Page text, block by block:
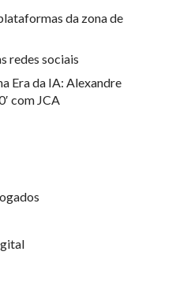
da zona de
redes sociais
Era da IA: Alexandre
com JCA